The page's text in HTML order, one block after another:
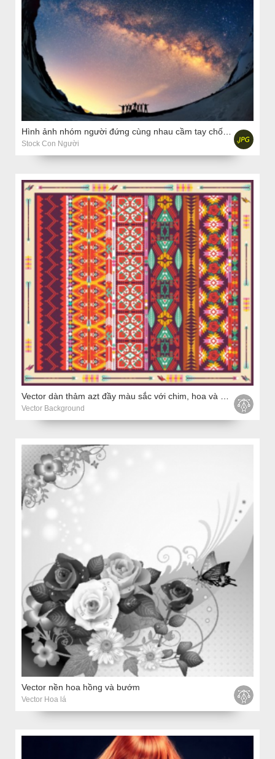
Hình ảnh nhóm người đứng cùng nhau cầm tay chống lại Dải Ngân hà ở vùng núi.
Stock Con Người
Vector dàn thảm azt đầy màu sắc với chim, hoa và mũi tên
Vector Background
Vector nền hoa hồng và bướm
Vector Hoa lá